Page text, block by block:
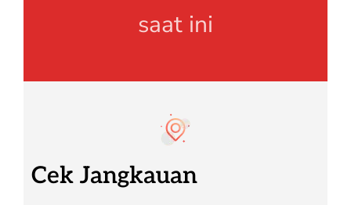
saat ini
Cek Jangkauan